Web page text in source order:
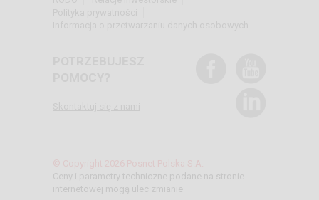
Ceny i parametry techniczne podane na stronie
internetowej mogą ulec zmianie